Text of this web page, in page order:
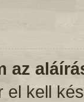
az
el kell